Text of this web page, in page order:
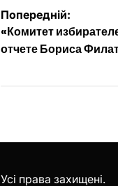
Навігація
записів
Попередній:
«Комитет
отчете Бориса
Усі права захищені.